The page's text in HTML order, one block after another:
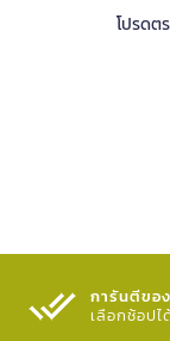
โปรดต
การันตีขอ
เลือกช้อปไ